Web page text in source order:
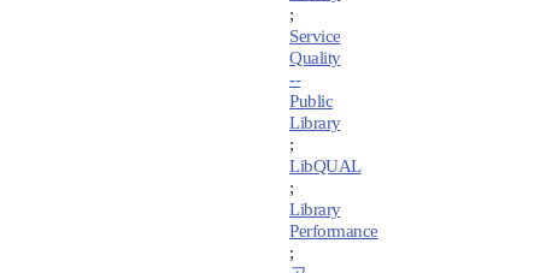
;
Service
Quality
--
Public
Library
;
LibQUAL
;
Library
Performance
;